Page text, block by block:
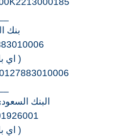
بنك
( اي
البنك
( اي